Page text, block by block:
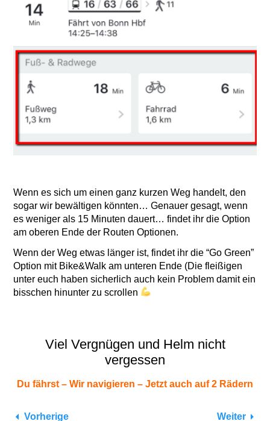
Wenn es sich um einen ganz kurzen Weg handelt, den
sogar wir bewältigen könnten… Genauer gesagt, wenn
es weniger als 15 Minuten dauert… findet ihr die Option
am oberen Ende der Routen Optionen.
Wenn der Weg etwas länger ist, findet ihr die “Go Green”
Option mit Bike&Walk am unteren Ende (Die fleißigen
unter euch haben sicherlich auch kein Problem damit ein
bisschen hinunter zu scrollen
Viel Vergnügen und Helm nicht
vergessen
Du fährst – Wir navigieren – Jetzt auch auf 2 Rädern
Vorherige Weiter